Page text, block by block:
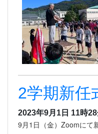
2学期新任
2023年9月1日 11時
9月1日（金）Zoomにて